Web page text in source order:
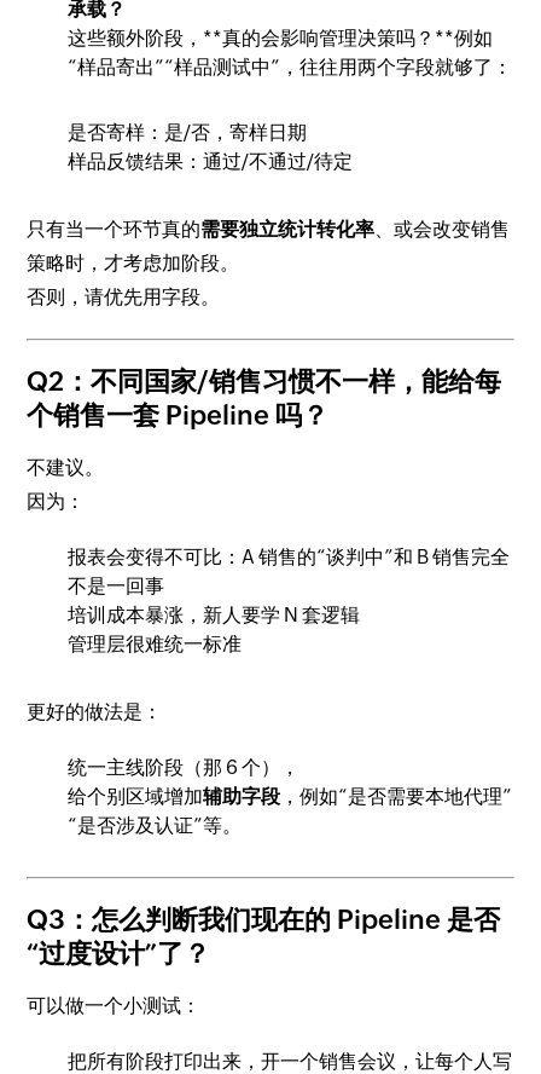
承载？
这些额外阶段，**真的会影响管理决策吗？**例如
“样品寄出”“样品测试中”，往往用两个字段就够了：
是否寄样：是/否，寄样日期
样品反馈结果：通过/不通过/待定
只有当一个环节真的需要独立统计转化率 、或会改变销售
策略时，才考虑加阶段。
否则，请优先用字段。
Q2：不同国家/销售习惯不一样，能给每
个销售一套 Pipeline 吗？
不建议。
因为：
报表会变得不可比：A 销售的“谈判中”和 B 销售完全
不是一回事
培训成本暴涨，新人要学 N 套逻辑
管理层很难统一标准
更好的做法是：
统一主线阶段（那 6 个），
给个别区域增加辅助字段 ，例如“是否需要本地代理”
“是否涉及认证”等。
Q3：怎么判断我们现在的 Pipeline 是否
“过度设计”了？
可以做一个小测试：
把所有阶段打印出来，开一个销售会议，让每个人写